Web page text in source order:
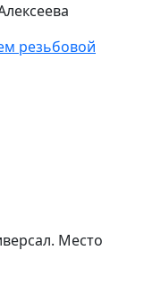
резьбовой
Место